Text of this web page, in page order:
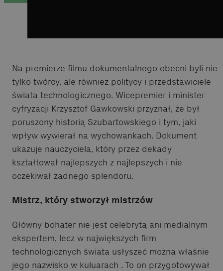
Na premierze filmu dokumentalnego obecni byli nie
tylko twórcy, ale również politycy i przedstawiciele
świata technologicznego. Wicepremier i minister
cyfryzacji Krzysztof Gawkowski przyznał, że był
poruszony historią Szubartowskiego i tym, jaki
wpływ wywierał na wychowankach. Dokument
ukazuje nauczyciela, który przez dekady
kształtował najlepszych z najlepszych i nie
oczekiwał żadnego splendoru.
Mistrz, który stworzył mistrzów
Główny bohater nie jest celebrytą ani medialnym
ekspertem, lecz w największych firm
technologicznych świata usłyszeć można właśnie
jego nazwisko w kuluarach . To on przygotowywał